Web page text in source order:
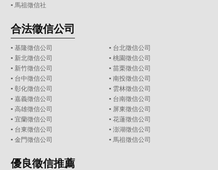
▪ 馬祖徵信社
合法徵信公司
▪基隆徵信公司 ▪ 台北徵信公司
▪ 新北徵信公司 ▪ 桃園徵信公司
▪ 新竹徵信公司 ▪ 苗栗徵信公司
▪ 台中徵信公司 ▪ 南投徵信公司
▪彰化徵信公司 ▪ 雲林徵信公司
▪嘉義徵信公司 ▪ 台南徵信公司
▪高雄徵信公司 ▪ 屏東徵信公司
▪宜蘭徵信公司 ▪ 花蓮徵信公司
▪ 台東徵信公司 ▪ 澎湖徵信公司
▪金門徵信公司 ▪ 馬祖徵信公司
優良徵信推薦